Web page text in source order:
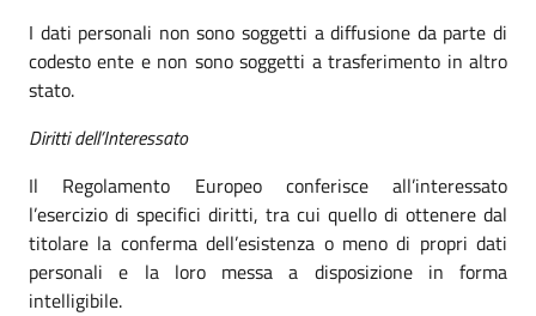
I dati personali non sono soggetti a diffusione da parte di
codesto ente e non sono soggetti a trasferimento in altro
stato.
Diritti dell’Interessato
Il Regolamento Europeo conferisce all’interessato
l’esercizio di specifici diritti, tra cui quello di ottenere dal
titolare la conferma dell’esistenza o meno di propri dati
personali e la loro messa a disposizione in forma
intelligibile.